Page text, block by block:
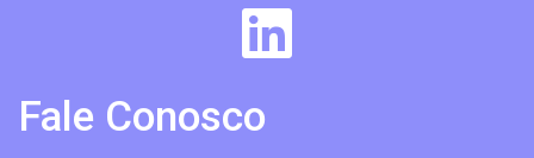
Fale Conosco